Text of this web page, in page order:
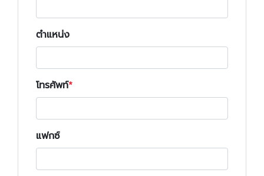
ตำแหน่ง
โทรศัพท์
แฟกซ์